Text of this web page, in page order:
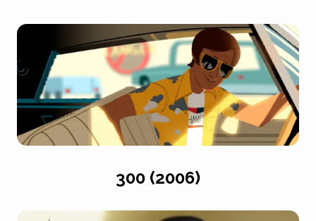
300 (2006)